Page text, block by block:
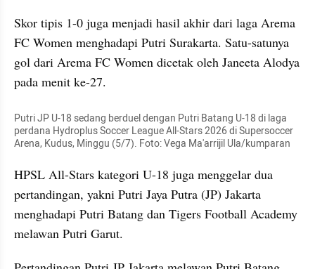
Skor tipis 1-0 juga menjadi hasil akhir dari laga Arema
FC Women menghadapi Putri Surakarta. Satu-satunya
gol dari Arema FC Women dicetak oleh Janeeta Alodya
pada menit ke-27.
Putri JP U-18 sedang berduel dengan Putri Batang U-18 di laga
perdana Hydroplus Soccer League All-Stars 2026 di Supersoccer
Arena, Kudus, Minggu (5/7). Foto: Vega Ma'arrijil Ula/kumparan
HPSL All-Stars kategori U-18 juga menggelar dua
pertandingan, yakni Putri Jaya Putra (JP) Jakarta
menghadapi Putri Batang dan Tigers Football Academy
melawan Putri Garut.